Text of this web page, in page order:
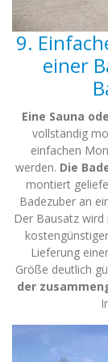
9.
einer
Eine Sauna
vollständig
einfachen
werden. Die
montiert
Badezuber an
Der Bausatz
Lieferung
Größe deutlich
der